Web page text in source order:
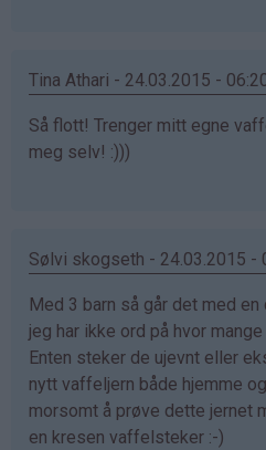
Tina Athari - 24.03.2015 -
Så flott! Trenger mitt egne
meg selv! :)))
Sølvi skogseth - 24.03.2015 -
Med 3 barn så går det med
jeg har ikke ord på hvor
Enten steker de ujevnt eller
nytt vaffeljern både hjemme
morsomt å prøve dette jernet
en kresen vaffelsteker :-)